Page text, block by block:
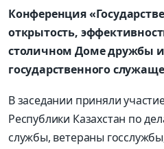
Конференция
открытость,
столичном Доме дружбы
государственного
В заседании приняли
Республики Казахстан по
службы, ветераны